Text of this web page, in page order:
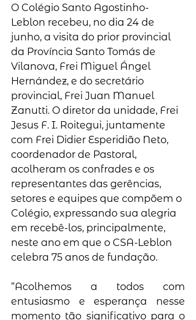
O Colégio Santo Agostinho-
Leblon recebeu, no dia 24 de
junho, a visita do prior provincial
da Província Santo Tomás de
Vilanova, Frei Miguel Ángel
Hernández, e do secretário
provincial, Frei Juan Manuel
Zanutti. O diretor da unidade, Frei
Jesus F. I. Roitegui, juntamente
com Frei Didier Esperidião Neto,
coordenador de Pastoral,
acolheram os confrades e os
representantes das gerências,
setores e equipes que compõem o
Colégio, expressando sua alegria
em recebê-los, principalmente,
neste ano em que o CSA-Leblon
celebra 75 anos de fundação.
“Acolhemos a todos com
entusiasmo e esperança nesse
momento tão significativo para o